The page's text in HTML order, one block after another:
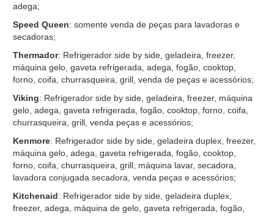
adega;
Speed Queen: somente venda de peças para lavadoras e
secadoras;
Thermador: Refrigerador side by side, geladeira, freezer,
máquina gelo, gaveta refrigerada, adega, fogão, cooktop,
forno, coifa, churrasqueira, grill, venda de peças e acessórios;
Viking: Refrigerador side by side, geladeira, freezer, máquina
gelo, adega, gaveta refrigerada, fogão, cooktop, forno, coifa,
churrasqueira, grill, venda peças e acessórios;
Kenmore: Refrigerador side by side, geladeira duplex, freezer,
máquina gelo, adega, gaveta refrigerada, fogão, cooktop,
forno, coifa, churrasqueira, grill, máquina lavar, secadora,
lavadora conjugada secadora, venda peças e acessórios;
Kitchenaid: Refrigerador side by side, geladeira duplex,
freezer, adega, máquina de gelo, gaveta refrigerada, fogão,